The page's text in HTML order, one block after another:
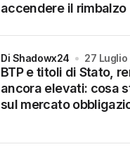
accendere il rimbalzo
BTP e titoli di Stato,
ancora elevati: cosa
sul mercato
di Shadowx24 27